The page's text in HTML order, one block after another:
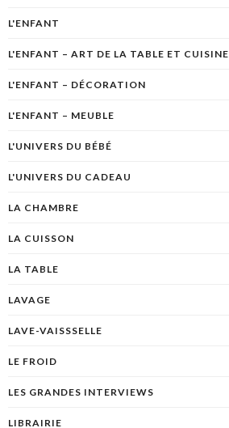
L'ENFANT
L'ENFANT – ART DE LA TABLE ET CUISINE
L'ENFANT – DÉCORATION
L'ENFANT – MEUBLE
L'UNIVERS DU BÉBÉ
L'UNIVERS DU CADEAU
LA CHAMBRE
LA CUISSON
LA TABLE
LAVAGE
LAVE-VAISSSELLE
LE FROID
LES GRANDES INTERVIEWS
LIBRAIRIE